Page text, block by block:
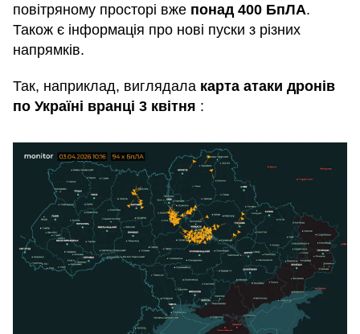
повітряному просторі вже понад 400 БпЛА.
Також є інформація про нові пуски з різних
напрямків.
Так, наприклад, виглядала карта атаки дронів
по Україні вранці 3 квітня :